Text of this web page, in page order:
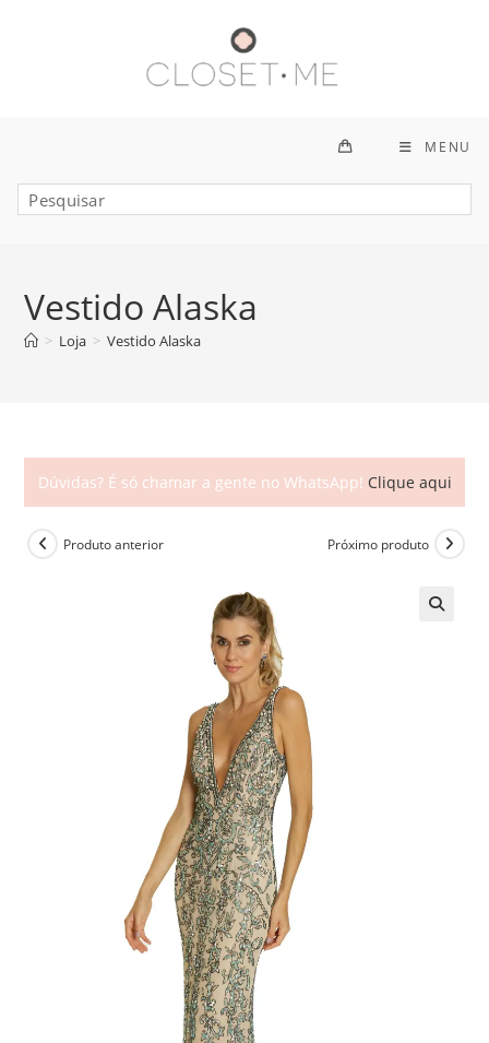
MENU
Vestido Alaska
> Loja > Vestido Alaska
Dúvidas? É só chamar a gente no WhatsApp! Clique aqui
Produto anterior Próximo produto